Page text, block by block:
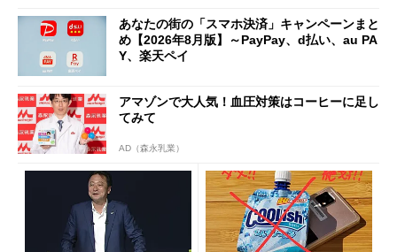
あなたの街の「スマホ決済」キャンペーンまと
め【2026年8月版】～PayPay、d払い、au PA
Y、楽天ペイ
アマゾンで大人気！血圧対策はコーヒーに足し
てみて
AD（森永乳業）